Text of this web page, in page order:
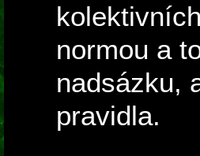
normou a
nadsázku,
pravidla.